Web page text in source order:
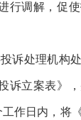
行调解，促
议。
诉处理机构
诉立案表》
作日内，将